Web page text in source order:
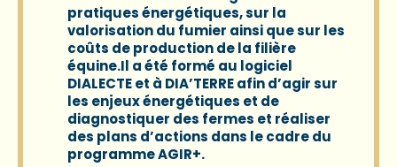
pratiques énergétiques, sur la
valorisation du fumier ainsi que sur les
coûts de production de la filière
équine.Il a été formé au logiciel
DIALECTE et à DIA’TERRE afin d’agir sur
les enjeux énergétiques et de
diagnostiquer des fermes et réaliser
des plans d’actions dans le cadre du
programme AGIR+.